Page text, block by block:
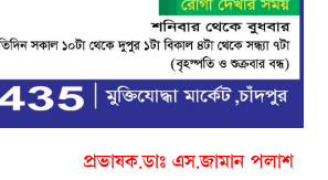
প্রভাষক.ডাঃ এস.জামান পলাশ